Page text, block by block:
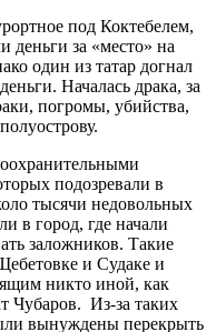
под Коктебелем,
за «место» на
один из татар догнал
Началась драка, за
погромы, убийства,
подозревали в
тысячи недовольных
в город, где начали
заложников. Такие
и Судаке и
никто иной, как
Чубаров. Из-за таких
вынуждены перекрыть